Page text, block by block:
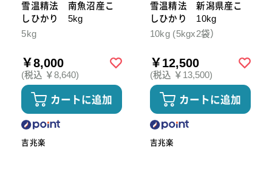
雪温精法 南魚沼産こ
しひかり 5kg
5kg
￥8,000
(税込 ￥8,640)
カートに追加
吉兆楽
雪温精法 新潟県産こ
しひかり 10kg
10kg (5kgx2袋）
￥12,500
(税込 ￥13,500)
カートに追加
吉兆楽